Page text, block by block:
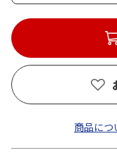
商品につ